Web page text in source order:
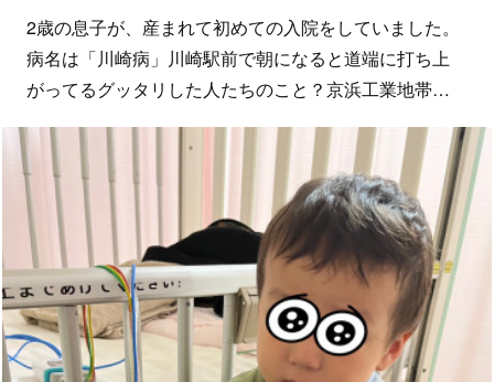
2歳の息子が、産まれて初めての入院をしていました。
病名は「川崎病」川崎駅前で朝になると道端に打ち上
がってるグッタリした人たちのこと？京浜工業地帯…